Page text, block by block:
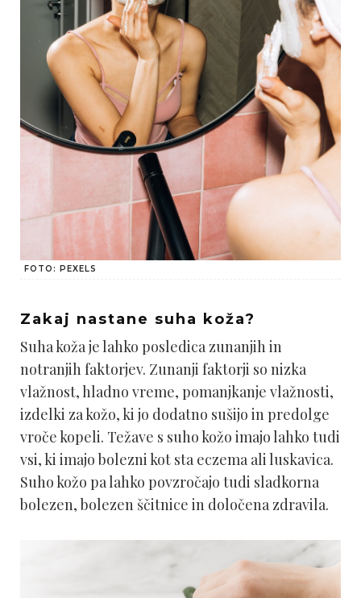
FOTO: PEXELS
Zakaj nastane suha koža?
Suha koža je lahko posledica zunanjih in
notranjih faktorjev. Zunanji faktorji so nizka
vlažnost, hladno vreme, pomanjkanje vlažnosti,
izdelki za kožo, ki jo dodatno sušijo in predolge
vroče kopeli. Težave s suho kožo imajo lahko tudi
vsi, ki imajo bolezni kot sta eczema ali luskavica.
Suho kožo pa lahko povzročajo tudi sladkorna
bolezen, bolezen ščitnice in določena zdravila.